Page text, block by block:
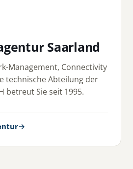
Saarland
Management, Connectivity
technische Abteilung der
betreut Sie seit 1995.
→